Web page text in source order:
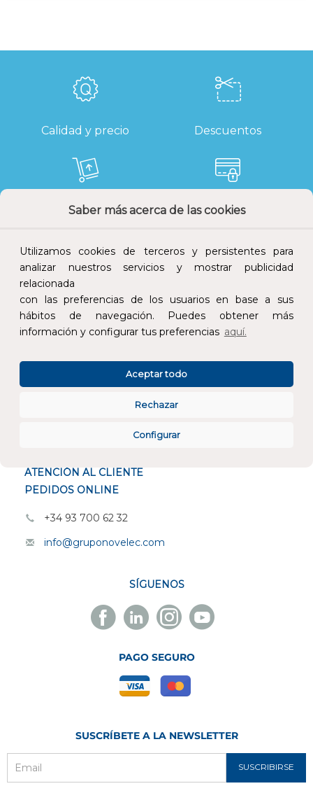
Saber más acerca de las cookies
Utilizamos cookies de terceros y persistentes para
analizar nuestros servicios y mostrar publicidad
relacionada
con las preferencias de los usuarios en base a sus
hábitos de navegación. Puedes obtener más
información y configurar tus preferencias aquí.
Configurar
Rechazar
Aceptar todo
Calidad y precio Descuentos
Devoluciones Pago seguro
Atención al cliente
ATENCIÓN AL CLIENTE
PEDIDOS ONLINE
+34 93 700 62 32
info@gruponovelec.com
SÍGUENOS
Facebook
Novelec
Linkedin
Novelec
Instagram
Novelec
Youtube
Novelec
PAGO SEGURO
SUSCRÍBETE A LA NEWSLETTER
SUSCRIBIRSE